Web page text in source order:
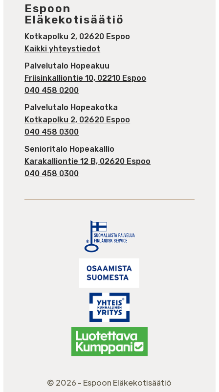
Espoon
Eläkekotisäätiö
Kotkapolku 2, 02620 Espoo
Kaikki yhteystiedot
Palvelutalo Hopeakuu
Friisinkalliontie 10, 02210 Espoo
040 458 0200
Palvelutalo Hopeakotka
Kotkapolku 2, 02620 Espoo
040 458 0300
Senioritalo Hopeakallio
Karakalliontie 12 B, 02620 Espoo
040 458 0300
© 2026 - Espoon Eläkekotisäätiö